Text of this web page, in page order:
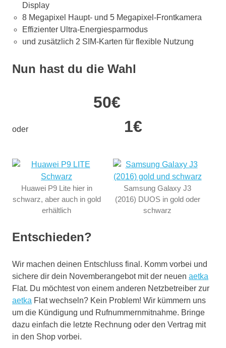
Display
8 Megapixel Haupt- und 5 Megapixel-Frontkamera
Effizienter Ultra-Energiesparmodus
und zusätzlich 2 SIM-Karten für flexible Nutzung
Nun hast du die Wahl
50€
oder 1€
Huawei P9 Lite hier in
schwarz, aber auch in gold
erhältlich
Samsung Galaxy J3
(2016) DUOS in gold oder
schwarz
Entschieden?
Wir machen deinen Entschluss final. Komm vorbei und
sichere dir dein Novemberangebot mit der neuen aetka
Flat. Du möchtest von einem anderen Netzbetreiber zur
aetka Flat wechseln? Kein Problem! Wir kümmern uns
um die Kündigung und Rufnummernmitnahme. Bringe
dazu einfach die letzte Rechnung oder den Vertrag mit
in den Shop vorbei.